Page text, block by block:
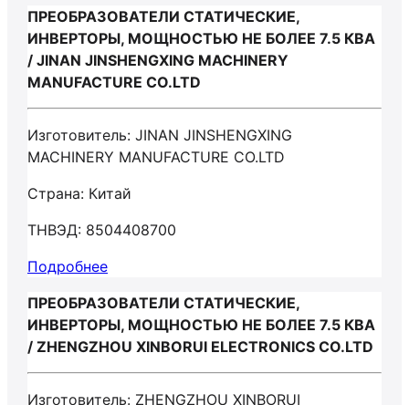
ПРЕОБРАЗОВАТЕЛИ СТАТИЧЕСКИЕ,
ИНВЕРТОРЫ, МОЩНОСТЬЮ НЕ БОЛЕЕ 7.5 КВА
/ JINAN JINSHENGXING MACHINERY
MANUFACTURE CO.LTD
Изготовитель: JINAN JINSHENGXING
MACHINERY MANUFACTURE CO.LTD
Страна: Китай
ТНВЭД: 8504408700
Подробнее
ПРЕОБРАЗОВАТЕЛИ СТАТИЧЕСКИЕ,
ИНВЕРТОРЫ, МОЩНОСТЬЮ НЕ БОЛЕЕ 7.5 КВА
/ ZHENGZHOU XINBORUI ELECTRONICS CO.LTD
Изготовитель: ZHENGZHOU XINBORUI